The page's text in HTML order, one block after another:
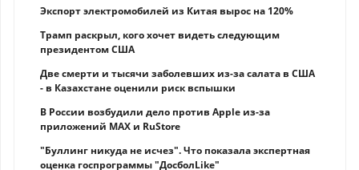
Экспорт электромобилей из Китая вырос на 120%
Трамп раскрыл, кого хочет видеть следующим
президентом США
Две смерти и тысячи заболевших из-за салата в США
- в Казахстане оценили риск вспышки
В России возбудили дело против Apple из-за
приложений MAX и RuStore
"Буллинг никуда не исчез". Что показала экспертная
оценка госпрограммы "ДосболLike"